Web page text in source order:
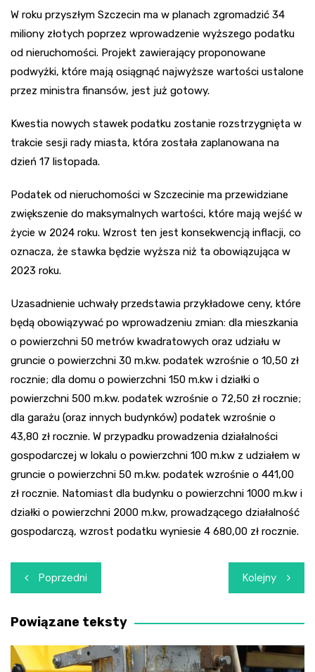
W roku przyszłym Szczecin ma w planach zgromadzić 34
miliony złotych poprzez wprowadzenie wyższego podatku
od nieruchomości. Projekt zawierający proponowane
podwyżki, które mają osiągnąć najwyższe wartości ustalone
przez ministra finansów, jest już gotowy.
Kwestia nowych stawek podatku zostanie rozstrzygnięta w
trakcie sesji rady miasta, która została zaplanowana na
dzień 17 listopada.
Podatek od nieruchomości w Szczecinie ma przewidziane
zwiększenie do maksymalnych wartości, które mają wejść w
życie w 2024 roku. Wzrost ten jest konsekwencją inflacji, co
oznacza, że stawka będzie wyższa niż ta obowiązująca w
2023 roku.
Uzasadnienie uchwały przedstawia przykładowe ceny, które
będą obowiązywać po wprowadzeniu zmian: dla mieszkania
o powierzchni 50 metrów kwadratowych oraz udziału w
gruncie o powierzchni 30 m.kw. podatek wzrośnie o 10,50 zł
rocznie; dla domu o powierzchni 150 m.kw i działki o
powierzchni 500 m.kw. podatek wzrośnie o 72,50 zł rocznie;
dla garażu (oraz innych budynków) podatek wzrośnie o
43,80 zł rocznie. W przypadku prowadzenia działalności
gospodarczej w lokalu o powierzchni 100 m.kw z udziałem w
gruncie o powierzchni 50 m.kw. podatek wzrośnie o 441,00
zł rocznie. Natomiast dla budynku o powierzchni 1000 m.kw i
działki o powierzchni 2000 m.kw, prowadzącego działalność
gospodarczą, wzrost podatku wyniesie 4 680,00 zł rocznie.
Nawigacja
wpisu
Poprzedni Kolejny
Powiązane teksty